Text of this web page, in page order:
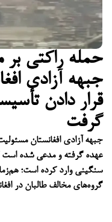
حمله راکتی بر
جبهه آزادی
قرار دادن
گرفت
جبهه آزادی افغانستان
عهده گرفته و مدعی شده است
سنگینی وارد کرده است؛
گروه‌های مخالف طالبان در